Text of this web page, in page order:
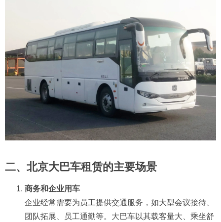
二、北京大巴车租赁的主要场景
商务和企业用车
企业经常需要为员工提供交通服务，如大型会议接待、
团队拓展、员工通勤等。大巴车以其载客量大、乘坐舒